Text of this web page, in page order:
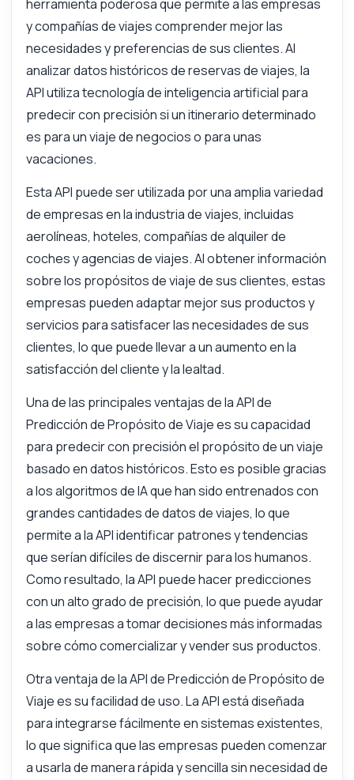
herramienta poderosa que permite a las empresas
y compañías de viajes comprender mejor las
necesidades y preferencias de sus clientes. Al
analizar datos históricos de reservas de viajes, la
API utiliza tecnología de inteligencia artificial para
predecir con precisión si un itinerario determinado
es para un viaje de negocios o para unas
vacaciones.
Esta API puede ser utilizada por una amplia variedad
de empresas en la industria de viajes, incluidas
aerolíneas, hoteles, compañías de alquiler de
coches y agencias de viajes. Al obtener información
sobre los propósitos de viaje de sus clientes, estas
empresas pueden adaptar mejor sus productos y
servicios para satisfacer las necesidades de sus
clientes, lo que puede llevar a un aumento en la
satisfacción del cliente y la lealtad.
Una de las principales ventajas de la API de
Predicción de Propósito de Viaje es su capacidad
para predecir con precisión el propósito de un viaje
basado en datos históricos. Esto es posible gracias
a los algoritmos de IA que han sido entrenados con
grandes cantidades de datos de viajes, lo que
permite a la API identificar patrones y tendencias
que serían difíciles de discernir para los humanos.
Como resultado, la API puede hacer predicciones
con un alto grado de precisión, lo que puede ayudar
a las empresas a tomar decisiones más informadas
sobre cómo comercializar y vender sus productos.
Otra ventaja de la API de Predicción de Propósito de
Viaje es su facilidad de uso. La API está diseñada
para integrarse fácilmente en sistemas existentes,
lo que significa que las empresas pueden comenzar
a usarla de manera rápida y sencilla sin necesidad de
Pregunta lo que quieras
Respuestas sobre Predicción del Propósito del Viaje API
¡Hola! Pregúntame lo que quieras sobre
endpoints, precios, tips de integración, lo
que necesites.
¿Cómo autentico mis solicitudes?
¿Qué parámetros son necesarios para la
predicción?